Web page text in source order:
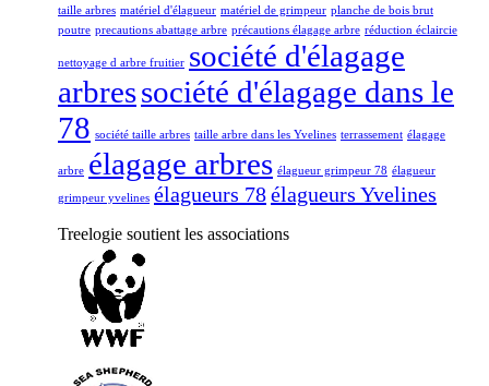
taille arbres matériel d'élagueur matériel de grimpeur planche de bois brut
poutre precautions abattage arbre précautions élagage arbre réduction éclaircie
nettoyage d arbre fruitier société d'élagage
arbressociété d'élagage dans le
78 société taille arbres taille arbre dans les Yvelines terrassement élagage
arbre élagage arbres élagueur grimpeur 78 élagueur
grimpeur yvelines élagueurs 78élagueurs Yvelines
Treelogie soutient les associations